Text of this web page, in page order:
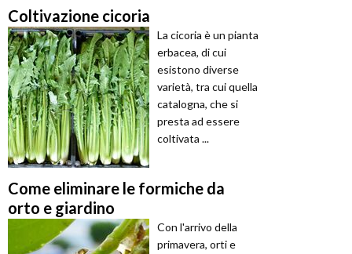
Coltivazione cicoria
La cicoria è un pianta
erbacea, di cui
esistono diverse
varietà, tra cui quella
catalogna, che si
presta ad essere
coltivata ...
Come eliminare le formiche da
orto e giardino
Con l'arrivo della
primavera, orti e